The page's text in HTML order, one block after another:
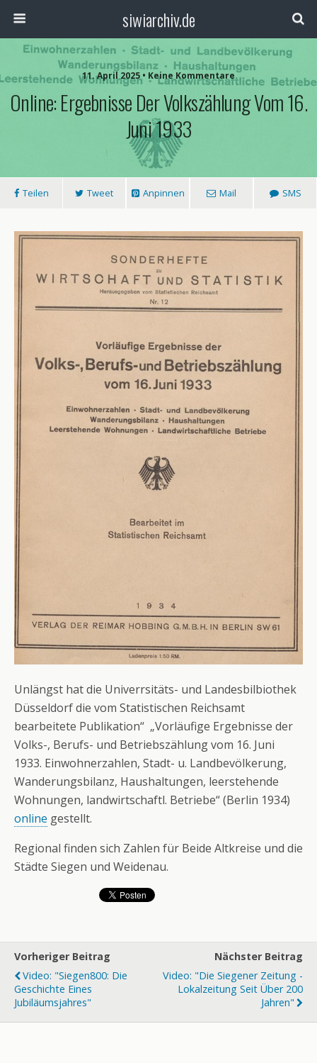
siwiarchiv.de
11. April 2025 • Keine Kommentare
Online: Ergebnisse Der Volkszählung Vom 16.
Juni 1933
Teilen Tweet Anpinnen Mail SMS
Unlängst hat die Univerrsitäts- und Landesbilbiothek
Düsseldorf die vom Statistischen Reichsamt
bearbeitete Publikation“ „Vorläufige Ergebnisse der
Volks-, Berufs- und Betriebszählung vom 16. Juni
1933. Einwohnerzahlen, Stadt- u. Landbevölkerung,
Wanderungsbilanz, Haushaltungen, leerstehende
Wohnungen, landwirtschaftl. Betriebe“ (Berlin 1934)
online gestellt.
Regional finden sich Zahlen für Beide Altkreise und die
Städte Siegen und Weidenau.
Vorheriger Beitrag
Video: "Siegen800: Die
Geschichte Eines
Jubiläumsjahres"
Nächster Beitrag
Video: "Die Siegener Zeitung -
Lokalzeitung Seit Über 200
Jahren"